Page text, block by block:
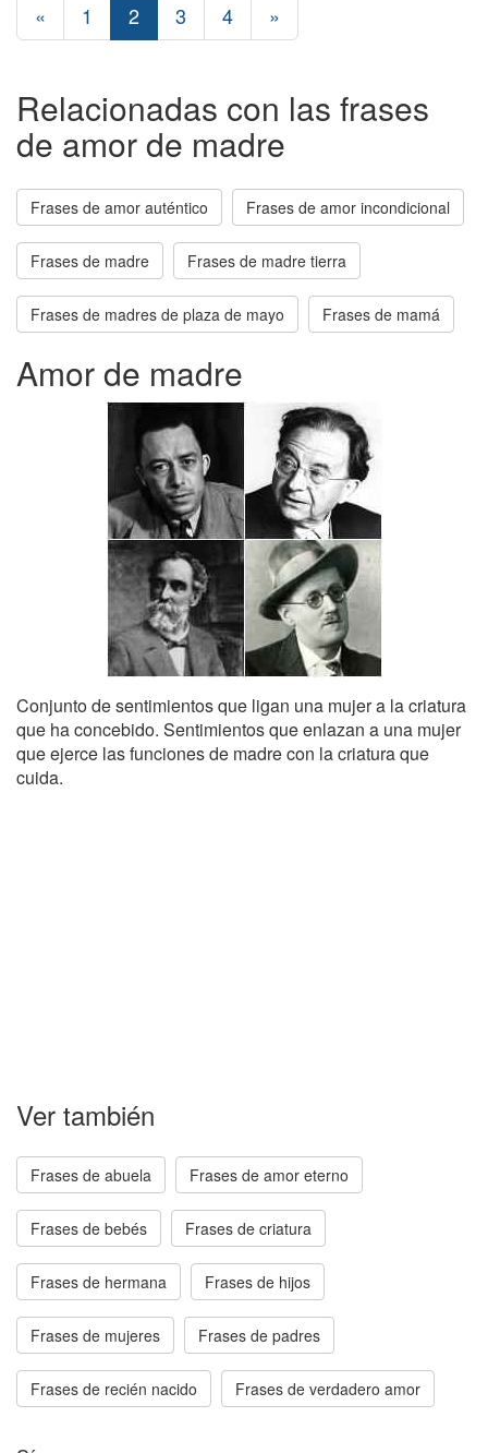
« 1 2 3 4 »
Relacionadas con las frases
de amor de madre
Frases de amor auténtico Frases de amor incondicional
Frases de madre Frases de madre tierra
Frases de madres de plaza de mayo Frases de mamá
Amor de madre
Conjunto de sentimientos que ligan una mujer a la criatura
que ha concebido. Sentimientos que enlazan a una mujer
que ejerce las funciones de madre con la criatura que
cuida.
Ver también
Frases de abuela Frases de amor eterno
Frases de bebés Frases de criatura
Frases de hermana Frases de hijos
Frases de mujeres Frases de padres
Frases de recién nacido Frases de verdadero amor